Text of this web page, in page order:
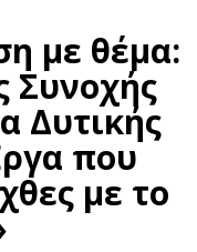
με θέμα:
Συνοχής
Δυτικής
που
με το